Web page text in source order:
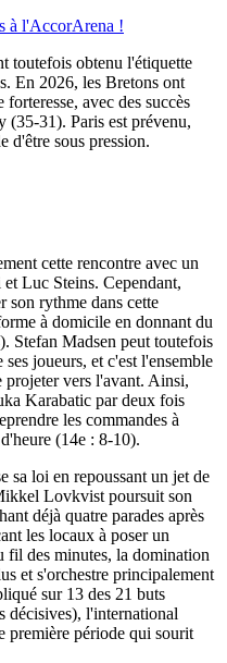
à l'AccorArena !
toutefois obtenu l'étiquette
En 2026, les Bretons ont
avec des succès
(35-31). Paris est prévenu,
d'être sous pression.
cette rencontre avec un
Luc Steins. Cependant,
son rythme dans cette
à domicile en donnant du
Stefan Madsen peut toutefois
joueurs, et c'est l'ensemble
vers l'avant. Ainsi,
Karabatic par deux fois
les commandes à
(14e : 8-10).
sa loi en repoussant un jet de
Lovkvist poursuit son
déjà quatre parades après
les locaux à poser un
fil des minutes, la domination
et s'orchestre principalement
sur 13 des 21 buts
décisives), l'international
première période qui sourit